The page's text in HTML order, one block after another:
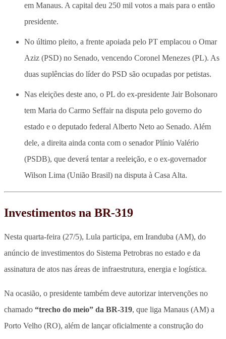
em Manaus. A capital deu 250 mil votos a mais para o então
presidente.
No último pleito, a frente apoiada pelo PT emplacou o Omar
Aziz (PSD) no Senado, vencendo Coronel Menezes (PL). As
duas suplências do líder do PSD são ocupadas por petistas.
Nas eleições deste ano, o PL do ex-presidente Jair Bolsonaro
tem Maria do Carmo Seffair na disputa pelo governo do
estado e o deputado federal Alberto Neto ao Senado. Além
dele, a direita ainda conta com o senador Plínio Valério
(PSDB), que deverá tentar a reeleição, e o ex-governador
Wilson Lima (União Brasil) na disputa à Casa Alta.
Investimentos na BR-319
Nesta quarta-feira (27/5), Lula participa, em Iranduba (AM), do
anúncio de investimentos do Sistema Petrobras no estado e da
assinatura de atos nas áreas de infraestrutura, energia e logística.
Na ocasião, o presidente também deve autorizar intervenções no
chamado “trecho do meio” da BR-319, que liga Manaus (AM) a
Porto Velho (RO), além de lançar oficialmente a construção do